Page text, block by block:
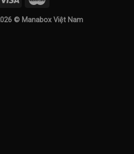
© Manabox Việt Nam